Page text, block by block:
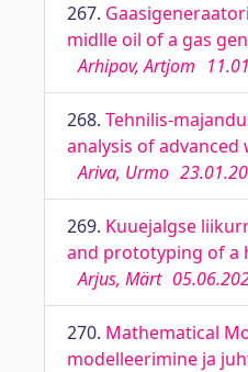
267.
midlle oil of a gas
Arhipov, Artjom
268. Tehnilis-
analysis of
Ariva, Urmo
269. Kuuejalgse
and prototyping of a
Arjus, Märt
270. Mathematical
modelleerimine ja